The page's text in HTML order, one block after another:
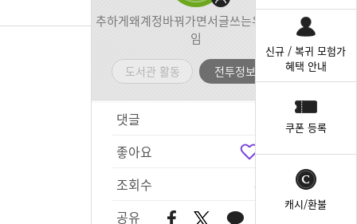
추하게왜계정바꿔가면서글쓰는유이가뭐
임
도서관 활동 전투정보실
댓글
좋아요
5
조회수
897
공유
신규 / 복귀 모험가
혜택 안내
쿠폰 등록
캐시/환불